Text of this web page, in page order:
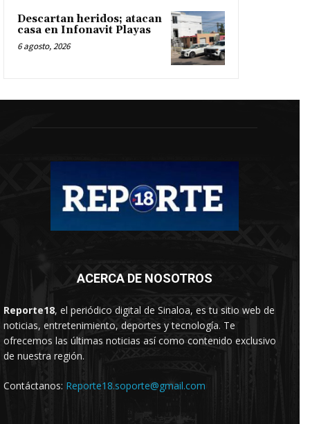
Descartan heridos; atacan
casa en Infonavit Playas
6 agosto, 2026
ACERCA DE NOSOTROS
Reporte18, el periódico digital de Sinaloa, es tu sitio web de
noticias, entretenimiento, deportes y tecnología. Te
ofrecemos las últimas noticias así como contenido exclusivo
de nuestra región.
Contáctanos: Reporte18.soporte@gmail.com